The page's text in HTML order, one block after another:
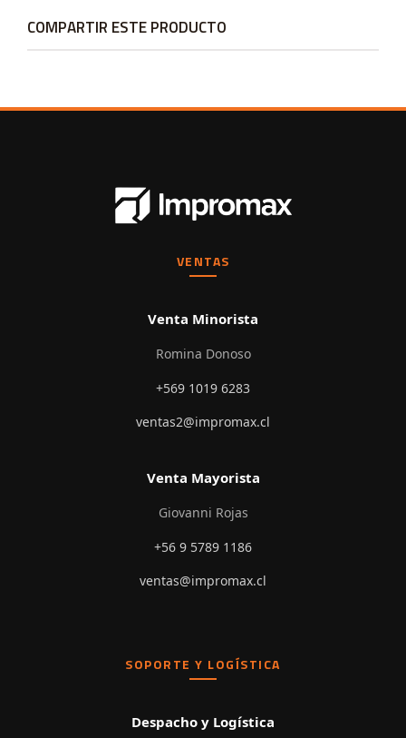
COMPARTIR ESTE PRODUCTO
VENTAS
Venta Minorista
Romina Donoso
+569 1019 6283
ventas2@impromax.cl
Venta Mayorista
Giovanni Rojas
+56 9 5789 1186
ventas@impromax.cl
SOPORTE Y LOGÍSTICA
Despacho y Logística